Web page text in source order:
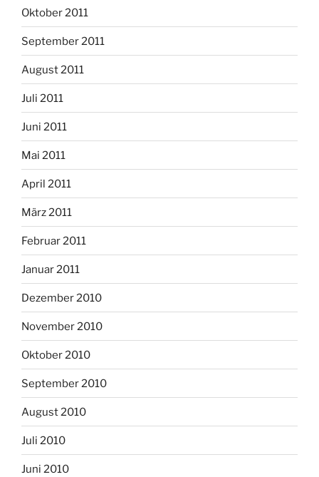
Oktober 2011
September 2011
August 2011
Juli 2011
Juni 2011
Mai 2011
April 2011
März 2011
Februar 2011
Januar 2011
Dezember 2010
November 2010
Oktober 2010
September 2010
August 2010
Juli 2010
Juni 2010